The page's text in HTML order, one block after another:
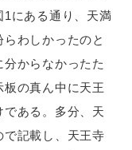
にある通り、天満
わしかったのと
からなかったた
の真ん中に天王
ある。多分、天
記載し、天王寺